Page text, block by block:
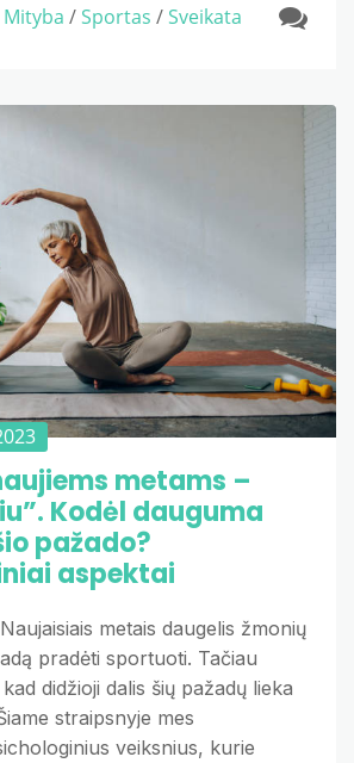
Mityba /Sportas /Sveikata
metams –
Kodėl dauguma
pažado?
aspektai
metais daugelis žmonių
pradėti sportuoti. Tačiau
didžioji dalis šių pažadų lieka
straipsnyje mes
veiksnius, kurie